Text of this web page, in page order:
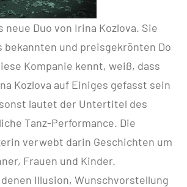
neue Duo von Irina Kozlova. Sie
bekannten und preisgekrönten Do
Kompanie kennt, weiß, dass
Kozlova auf Einiges gefasst sein
lautet der Untertitel des
Tanz-Performance. Die
verwebt darin Geschichten um
Frauen und Kinder.
Illusion, Wunschvorstellung